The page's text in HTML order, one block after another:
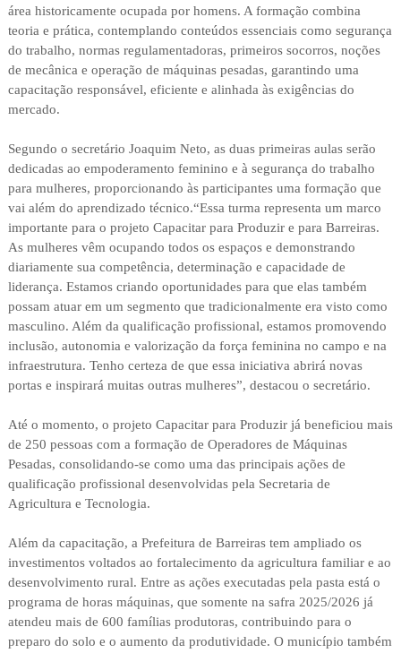
área historicamente ocupada por homens. A formação combina
teoria e prática, contemplando conteúdos essenciais como segurança
do trabalho, normas regulamentadoras, primeiros socorros, noções
de mecânica e operação de máquinas pesadas, garantindo uma
capacitação responsável, eficiente e alinhada às exigências do
mercado.
Segundo o secretário Joaquim Neto, as duas primeiras aulas serão
dedicadas ao empoderamento feminino e à segurança do trabalho
para mulheres, proporcionando às participantes uma formação que
vai além do aprendizado técnico.“Essa turma representa um marco
importante para o projeto Capacitar para Produzir e para Barreiras.
As mulheres vêm ocupando todos os espaços e demonstrando
diariamente sua competência, determinação e capacidade de
liderança. Estamos criando oportunidades para que elas também
possam atuar em um segmento que tradicionalmente era visto como
masculino. Além da qualificação profissional, estamos promovendo
inclusão, autonomia e valorização da força feminina no campo e na
infraestrutura. Tenho certeza de que essa iniciativa abrirá novas
portas e inspirará muitas outras mulheres”, destacou o secretário.
Até o momento, o projeto Capacitar para Produzir já beneficiou mais
de 250 pessoas com a formação de Operadores de Máquinas
Pesadas, consolidando-se como uma das principais ações de
qualificação profissional desenvolvidas pela Secretaria de
Agricultura e Tecnologia.
Além da capacitação, a Prefeitura de Barreiras tem ampliado os
investimentos voltados ao fortalecimento da agricultura familiar e ao
desenvolvimento rural. Entre as ações executadas pela pasta está o
programa de horas máquinas, que somente na safra 2025/2026 já
atendeu mais de 600 famílias produtoras, contribuindo para o
preparo do solo e o aumento da produtividade. O município também